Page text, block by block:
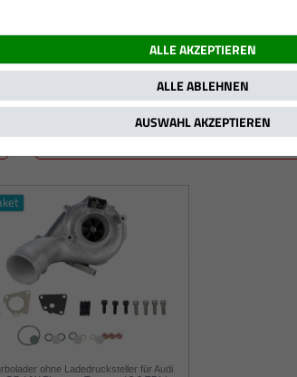
kW / 225 PS
ohne Ladedrucksteller für Audi
ALLE AKZEPTIEREN
ALLE ABLEHNEN
AUSWAHL AKZEPTIEREN